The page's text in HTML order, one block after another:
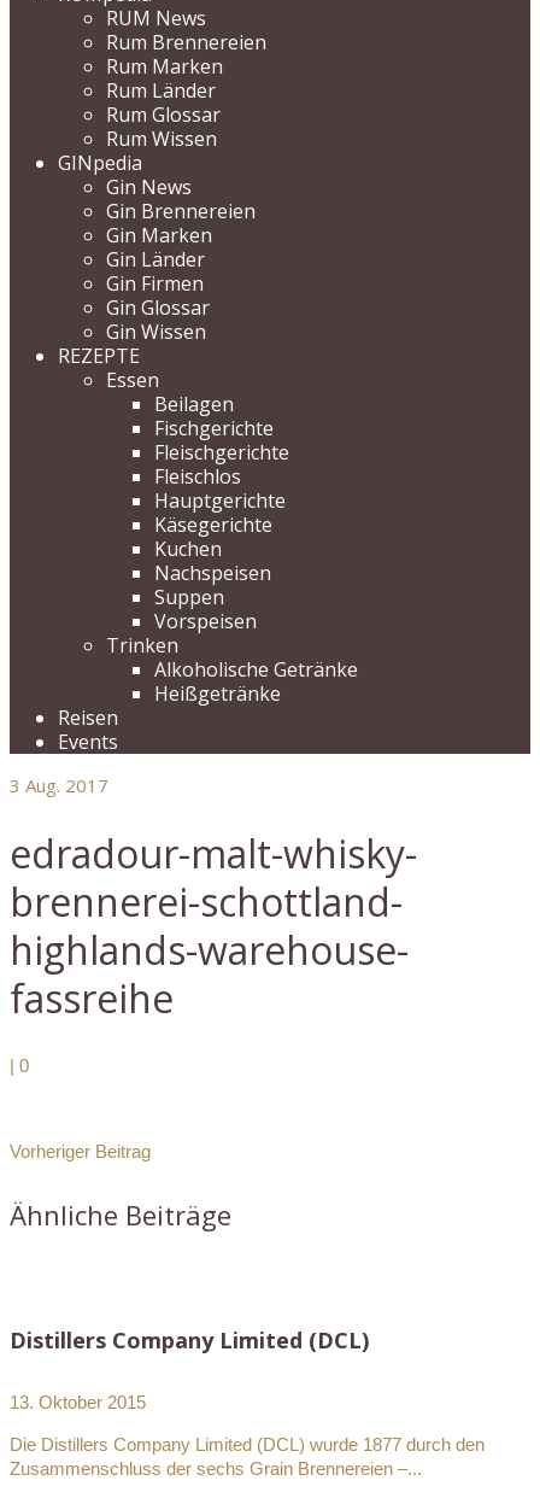
RUM News
Rum Brennereien
Rum Marken
Rum Länder
Rum Glossar
Rum Wissen
GINpedia
Gin News
Gin Brennereien
Gin Marken
Gin Länder
Gin Firmen
Gin Glossar
Gin Wissen
REZEPTE
Essen
Beilagen
Fischgerichte
Fleischgerichte
Fleischlos
Hauptgerichte
Käsegerichte
Kuchen
Nachspeisen
Suppen
Vorspeisen
Trinken
Alkoholische Getränke
Heißgetränke
Reisen
Events
3 Aug. 2017
edradour-malt-whisky-
brennerei-schottland-
highlands-warehouse-
fassreihe
| 0
Vorheriger Beitrag
Ähnliche Beiträge
Distillers Company Limited (DCL)
13. Oktober 2015
Die Distillers Company Limited (DCL) wurde 1877 durch den
Zusammenschluss der sechs Grain Brennereien –...